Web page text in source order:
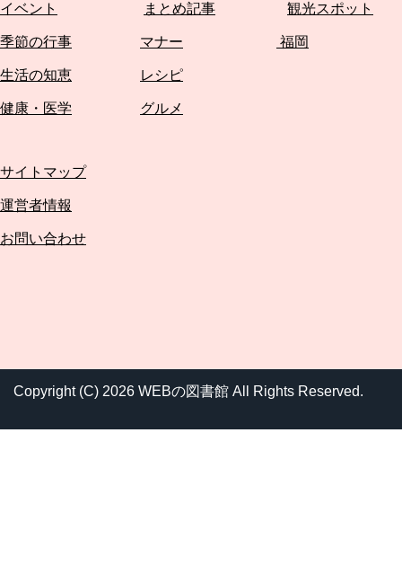
イベント まとめ記事 観光スポット
季節の行事 マナー 福岡
生活の知恵 レシピ
健康・医学 グルメ
サイトマップ
運営者情報
お問い合わせ
Copyright (C) 2026 WEBの図書館 All Rights Reserved.